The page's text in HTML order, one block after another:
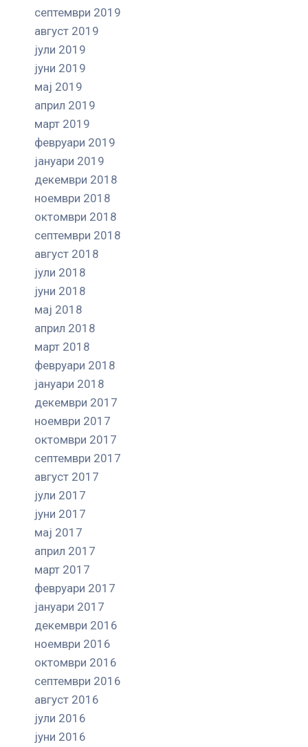
септември 2019
август 2019
јули 2019
јуни 2019
мај 2019
април 2019
март 2019
февруари 2019
јануари 2019
декември 2018
ноември 2018
октомври 2018
септември 2018
август 2018
јули 2018
јуни 2018
мај 2018
април 2018
март 2018
февруари 2018
јануари 2018
декември 2017
ноември 2017
октомври 2017
септември 2017
август 2017
јули 2017
јуни 2017
мај 2017
април 2017
март 2017
февруари 2017
јануари 2017
декември 2016
ноември 2016
октомври 2016
септември 2016
август 2016
јули 2016
јуни 2016